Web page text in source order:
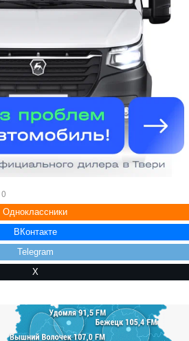
Одноклассники
ВКонтакте
Telegram
X